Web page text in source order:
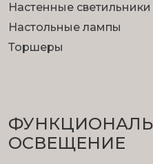
Настенные светильники
Настольные лампы
Торшеры
ОСВЕЩЕНИЕ